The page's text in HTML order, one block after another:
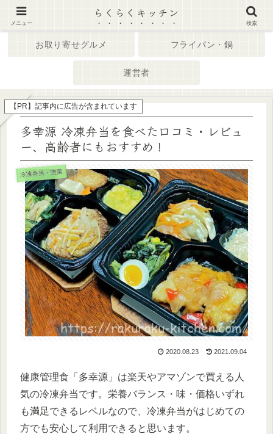
キッチン家電
お取り寄せグルメ フライパン・鍋
運営者
【PR】記事内に広告が含まれています
多幸源 冷凍弁当を食べた口コミ・レビュ
ー、高齢者にもおすすめ！
冷凍弁当・惣菜
2020.08.23 2021.09.04
健康管理食「多幸源」は楽天やアマゾンで買える人
気の冷凍弁当です。栄養バランス・味・価格いずれ
も満足できるレベルなので、冷凍弁当がはじめての
方でも安心して利用できると思います。
メニュー
らくらくキッチン
検索